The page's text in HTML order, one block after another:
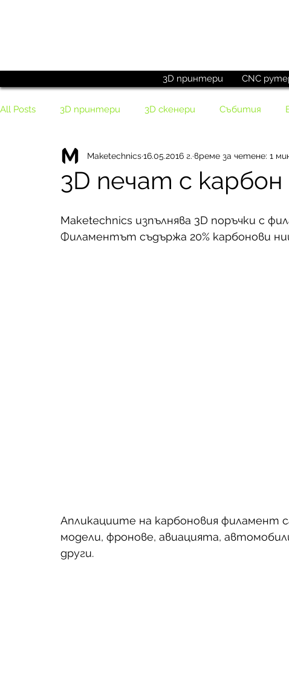
3D принтери CNC
All Posts 3D принтери 3D скенери Събития
Филаменти
3D печат с карбон
Maketechnics16.05.2016 г. време за четене: 1
Maketechnics изпълнява 3D поръчки с
Филаментът съдържа 20% карбонови
Апликациите на карбоновия филамент
модели, фронове, авиацията,
други.